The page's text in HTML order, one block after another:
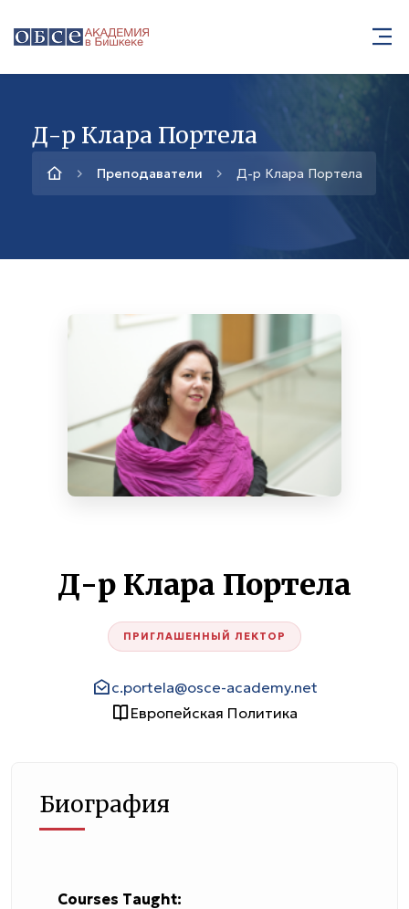
Д-р Клара Портела
Преподаватели Д-р Клара Портела
Д-р Клара Портела
ПРИГЛАШЕННЫЙ ЛЕКТОР
c.portela@osce-academy.net
Европейская Политика
Биография
Courses Taught: